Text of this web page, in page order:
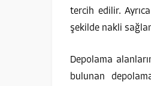
tercih edilir.
şekilde nakli
Depolama
bulunan